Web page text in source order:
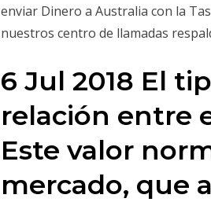
enviar Dinero a Australia con la
nuestros centro de llamadas
6 Jul 2018 El
relación entre
Este valor
mercado, que